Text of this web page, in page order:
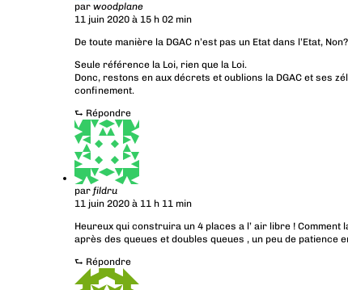
par woodplane
11 juin 2020 à 15 h 02 min
De toute manière la DGAC n’est pas un Etat dans l’Etat,
Seule référence la Loi, rien que la Loi.
Donc, restons en aux décrets et oublions la DGAC et ses
confinement.
⮑ Répondre
par fildru
11 juin 2020 à 11 h 11 min
Heureux qui construira un 4 places a l’ air libre !
après des queues et doubles queues , un peu de patience
⮑ Répondre